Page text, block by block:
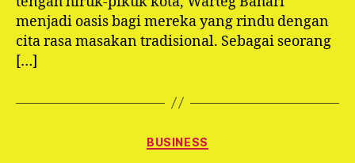
menjadi oasis bagi mereka yang rindu dengan
cita rasa masakan tradisional. Sebagai seorang
[…]
Categories
BUSINESS